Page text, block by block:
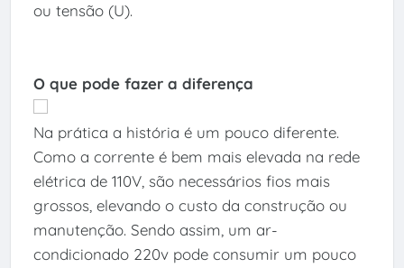
ou tensão (U).
O que pode fazer a diferença
Na prática a história é um pouco diferente.
Como a corrente é bem mais elevada na rede
elétrica de 110V, são necessários fios mais
grossos, elevando o custo da construção ou
manutenção. Sendo assim, um ar-
condicionado 220v pode consumir um pouco